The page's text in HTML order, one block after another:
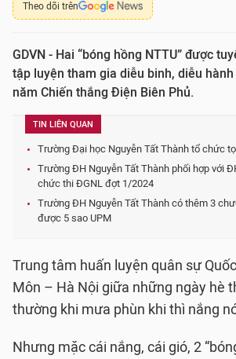
Theo dõi trên
GDVN - Hai “bóng hồng NTTU” được
tập luyện tham gia diễu binh, diễu
năm Chiến thắng Điện Biên Phủ.
TIN LIÊN QUAN
Trường Đại học Nguyễn Tất Thành tổ chức
Trường ĐH Nguyễn Tất Thành phối hợp với
chức thi ĐGNL đợt 1/2024
Trường ĐH Nguyễn Tất Thành có thêm 3
được 5 sao UPM
Trung tâm huấn luyện quân sự
Môn – Hà Nội giữa những ngày hè
thường khi mưa phùn khi thì nắng
Nhưng mặc cái nắng, cái gió, 2